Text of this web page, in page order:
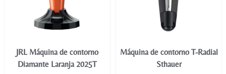
JRL Máquina de contorno
Diamante Laranja 2025T
Máquina de contorno T-Radial
Sthauer